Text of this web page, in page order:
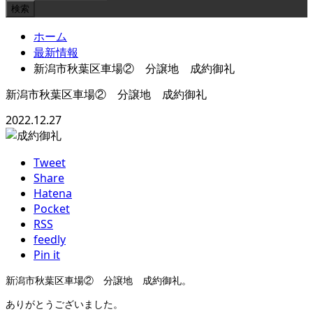
ホーム
最新情報
新潟市秋葉区車場② 分譲地 成約御礼
新潟市秋葉区車場② 分譲地 成約御礼
2022.12.27
Tweet
Share
Hatena
Pocket
RSS
feedly
Pin it
新潟市秋葉区車場② 分譲地 成約御礼。
ありがとうございました。